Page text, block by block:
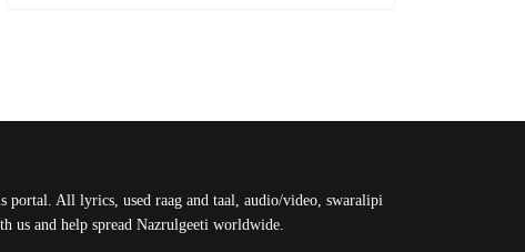
All lyrics, used raag and taal, audio/video, swaralipi
us and help spread Nazrulgeeti worldwide.